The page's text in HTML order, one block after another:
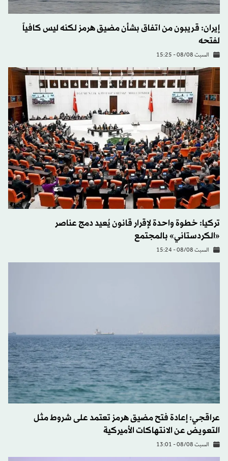
إيران: قريبون من اتفاق بشأن مضيق هرمز لكنه ليس كافياً
لفتحه
السبت 08/08 - 15:25
تركيا: خطوة واحدة لإقرار قانون يُعيد دمج عناصر
«الكردستاني» بالمجتمع
السبت 08/08 - 15:24
عراقجي: إعادة فتح مضيق هرمز تعتمد على شروط مثل
التعويض عن الانتهاكات الأميركية
السبت 08/08 - 13:01